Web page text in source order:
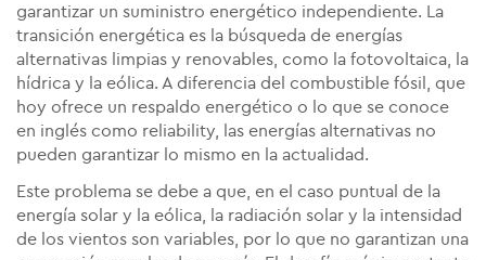
garantizar un suministro energético independiente. La
transición energética es la búsqueda de energías
alternativas limpias y renovables, como la fotovoltaica, la
hídrica y la eólica. A diferencia del combustible fósil, que
hoy ofrece un respaldo energético o lo que se conoce
en inglés como reliability, las energías alternativas no
pueden garantizar lo mismo en la actualidad.
Este problema se debe a que, en el caso puntual de la
energía solar y la eólica, la radiación solar y la intensidad
de los vientos son variables, por lo que no garantizan una